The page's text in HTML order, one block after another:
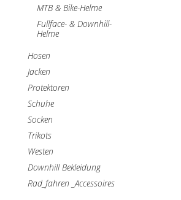
MTB & Bike-Helme
Fullface- & Downhill-
Helme
Hosen
Jacken
Protektoren
Schuhe
Socken
Trikots
Westen
Downhill Bekleidung
Rad_fahren _Accessoires